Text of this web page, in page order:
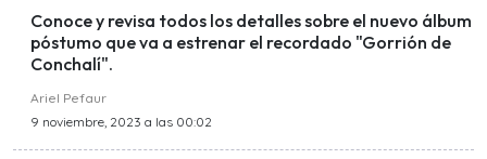
Conoce y revisa todos los detalles sobre el nuevo álbum
póstumo que va a estrenar el recordado "Gorrión de
Conchalí".
Ariel Pefaur
9 noviembre, 2023 a las 00:02